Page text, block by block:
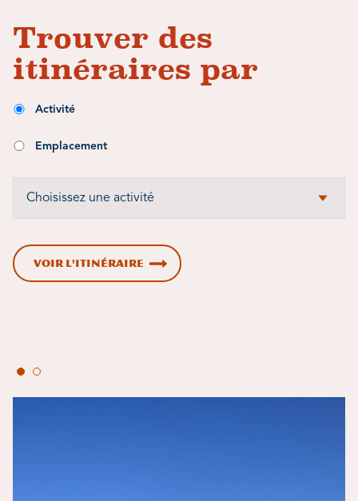
Trouver des
itinéraires par
Activité
Emplacement
VOIR L'ITINÉRAIRE